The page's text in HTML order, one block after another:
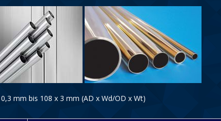
mm bis 108 x 3 mm (AD x Wd/OD x Wt)